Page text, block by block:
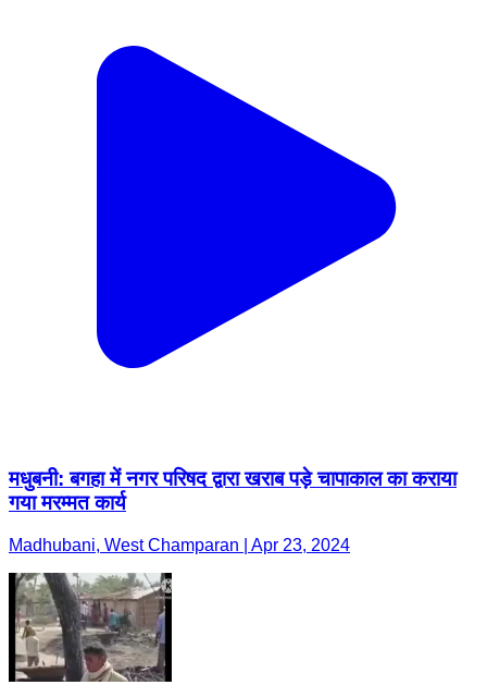
मधुबनी: बगहा में नगर परिषद द्वारा खराब पड़े चापाकाल का कराया
गया मरम्मत कार्य
Madhubani, West Champaran | Apr 23, 2024